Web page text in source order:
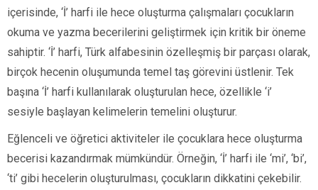
içerisinde, ‘İ’ harfi ile hece oluşturma çalışmaları çocukların
okuma ve yazma becerilerini geliştirmek için kritik bir öneme
sahiptir. ‘İ’ harfi, Türk alfabesinin özelleşmiş bir parçası olarak,
birçok hecenin oluşumunda temel taş görevini üstlenir. Tek
başına ‘İ’ harfi kullanılarak oluşturulan hece, özellikle ‘i’
sesiyle başlayan kelimelerin temelini oluşturur.
Eğlenceli ve öğretici aktiviteler ile çocuklara hece oluşturma
becerisi kazandırmak mümkündür. Örneğin, ‘İ’ harfi ile ‘mi’, ‘bi’,
‘ti’ gibi hecelerin oluşturulması, çocukların dikkatini çekebilir.